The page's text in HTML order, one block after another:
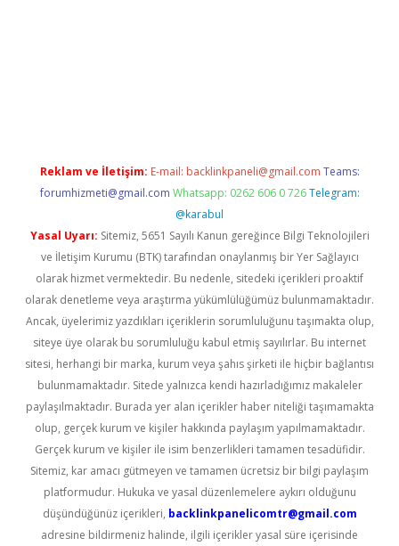
Reklam ve İletişim: E-mail: backlinkpaneli@gmail.com Teams:
forumhizmeti@gmail.com Whatsapp: 0262 606 0 726 Telegram:
@karabul
Yasal Uyarı: Sitemiz, 5651 Sayılı Kanun gereğince Bilgi Teknolojileri
ve İletişim Kurumu (BTK) tarafından onaylanmış bir Yer Sağlayıcı
olarak hizmet vermektedir. Bu nedenle, sitedeki içerikleri proaktif
olarak denetleme veya araştırma yükümlülüğümüz bulunmamaktadır.
Ancak, üyelerimiz yazdıkları içeriklerin sorumluluğunu taşımakta olup,
siteye üye olarak bu sorumluluğu kabul etmiş sayılırlar. Bu internet
sitesi, herhangi bir marka, kurum veya şahıs şirketi ile hiçbir bağlantısı
bulunmamaktadır. Sitede yalnızca kendi hazırladığımız makaleler
paylaşılmaktadır. Burada yer alan içerikler haber niteliği taşımamakta
olup, gerçek kurum ve kişiler hakkında paylaşım yapılmamaktadır.
Gerçek kurum ve kişiler ile isim benzerlikleri tamamen tesadüfidir.
Sitemiz, kar amacı gütmeyen ve tamamen ücretsiz bir bilgi paylaşım
platformudur. Hukuka ve yasal düzenlemelere aykırı olduğunu
düşündüğünüz içerikleri, backlinkpanelicomtr@gmail.com
adresine bildirmeniz halinde, ilgili içerikler yasal süre içerisinde